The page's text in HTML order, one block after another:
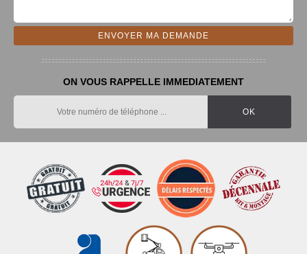
ON VOUS RAPPELLE IMMEDIATEMENT